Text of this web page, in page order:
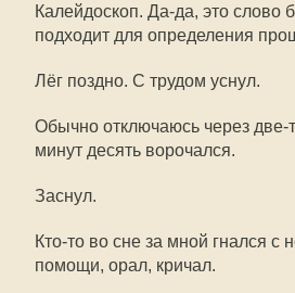
Калейдоскоп. Да-да, это слово
подходит для определения
Лёг поздно. С трудом уснул.
Обычно отключаюсь через две-
минут десять ворочался.
Заснул.
Кто-то во сне за мной гнался
помощи, орал, кричал.